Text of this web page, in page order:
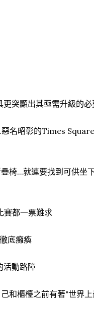
突顯出其亟需升級的必
名昭彰的Times
椅...就連要找到可供坐
賽都一票難求
底癱瘓
活動路障
和櫃檯之前有著"世界